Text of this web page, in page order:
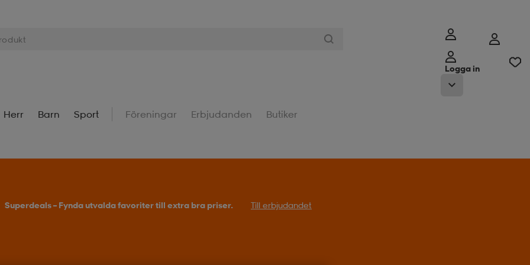
Logga in
Herr Barn Sport Föreningar Erbjudanden Butiker
Superdeals – Fynda utvalda favoriter till extra bra priser. Till erbjudandet